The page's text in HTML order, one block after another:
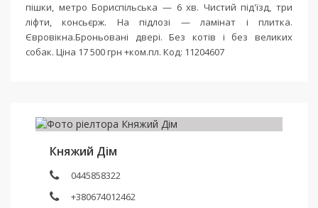
пішки, метро Бориспільська — 6 хв. Чистий під'їзд, три
ліфти, консьєрж. На підлозі — ламінат і плитка.
Євровікна.Броньовані двері. Без котів і без великих
собак. Ціна 17 500 грн +ком.пл. Код: 11204607
Княжий Дім
0445858322
+380674012462